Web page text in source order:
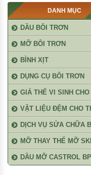
DANH MỤC
DẦU BÔI TRƠN
MỠ BÔI TRƠN
BÌNH XỊT
DỤNG CỤ BÔI TRƠN
GIÁ THỂ VI SINH
VẬT LIỆU ĐỆM CHO
DỊCH VỤ SỬA CHỮA
MỠ THAY THẾ MỠ
DẦU MỠ CASTROL